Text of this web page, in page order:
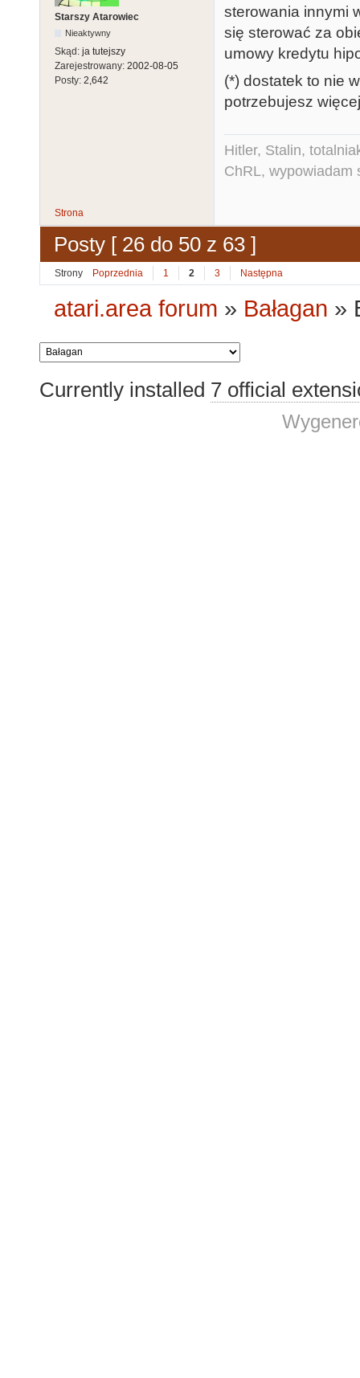
Starszy Atarowiec
Nieaktywny
Skąd: ja tutejszy
Zarejestrowany: 2002-08-05
Posty: 2,642
sterowania innymi
się sterować za
umowy kredytu
(*) dostatek to nie
potrzebujesz
Hitler, Stalin,
ChRL, wypowiadam
Strona
Posty [ 26 do 50 z 63 ]
Strony Poprzednia 1 2 3 Następna
atari.area forum » Bałagan »
Currently installed 7 official